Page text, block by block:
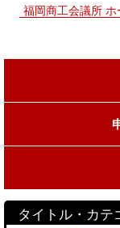
福岡商工会議所 ホ